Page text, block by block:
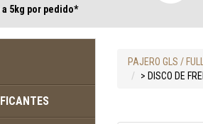
5kg por pedido*
PAJERO GLS /
> DISCO DE